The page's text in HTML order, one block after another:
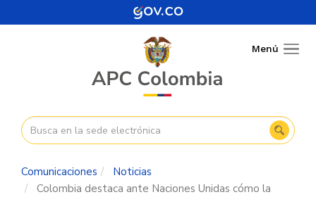
al
Menú
Comunicaciones
Noticias
Colombia destaca ante Naciones Unidas cómo la